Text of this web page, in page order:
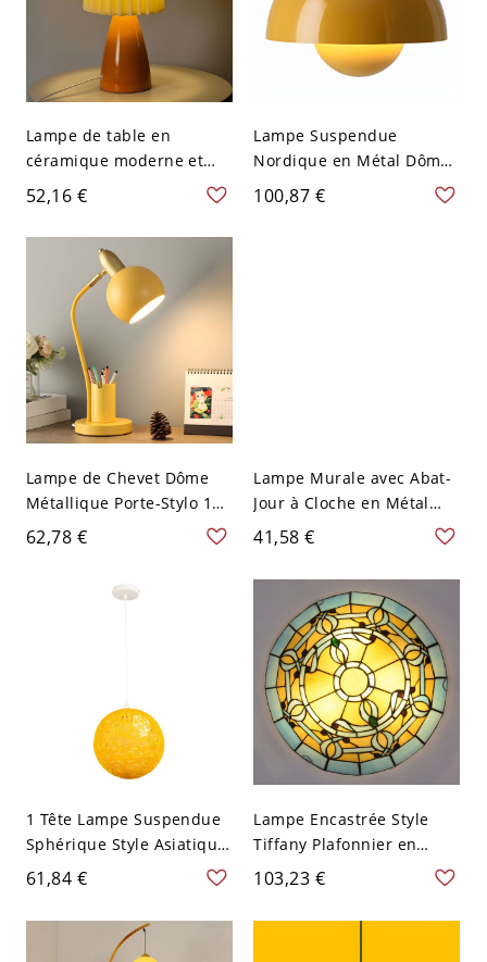
Lampe de table en
céramique moderne et
élégante avec abat-jour
en tissu plissé et
interrupteur à bascule
pour usage résidentiel -
110 V-120 V Jaune
52,16 €
Lampe Suspendue
Nordique en Métal Dôme-
en Forme Suspension à 1
Lumière - 110 V-120 V
100,87 €
Lampe de Chevet Dôme
Métallique Porte-Stylo 1
Tête Lampe de Bureau
Style Nordique Macaron -
62,78 €
Lampe Murale avec Abat-
Jour à Cloche en Métal
Luminaire Mural en Bois à
1 Tête Style Macaron - 110
V-120 V Bois Clair Jaune
41,58 €
1 Tête Lampe Suspendue
Sphérique Style Asiatique
en Rotin Suspension pour
Restaurant - 110 V-120 V
Jaune
61,84 €
Lampe Encastrée Style
Tiffany Plafonnier en
Forme de Bol en Verre
Multicolore - Jaune 110 V-
120 V 30,48 cm
103,23 €